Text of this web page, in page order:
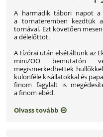
A harmadik tábori napot
a tornateremben kezdtük
tornával. Ezt követően
a délelőttöt.
A tízórai után elsétáltunk az
miniZOO bemutatón
megismerkedhettek
különféle kisállatokkal és
finom fagylalt is
a finom ebéd.
Olvass tovább